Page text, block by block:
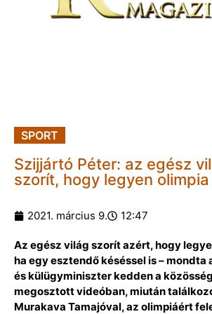
SPORT
Szijjártó Péter: az egész
szorít, hogy legyen olimpia
2021. március 9. 12:47
Az egész világ szorít azért, hogy
ha egy esztendő késéssel is – mondta
és külügyminiszter kedden a
megosztott videóban, miután
Murakava Tamajóval, az olimpiáért